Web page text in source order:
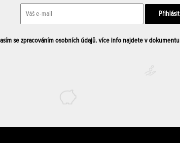
se zpracováním osobních údajů. více info najdete v dokumentu